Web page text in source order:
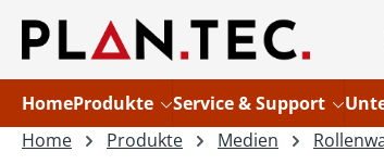
Hauptinhalt springen
Zur Suche springen
HomeProdukte Service & Support
Home
Produkte Medien